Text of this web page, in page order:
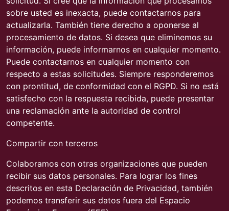
sobre usted es inexacta, puede contactarnos para
actualizarla. También tiene derecho a oponerse al
procesamiento de datos. Si desea que eliminemos su
información, puede informarnos en cualquier momento.
Puede contactarnos en cualquier momento con
respecto a estas solicitudes. Siempre responderemos
con prontitud, de conformidad con el RGPD. Si no está
satisfecho con la respuesta recibida, puede presentar
una reclamación ante la autoridad de control
competente.
Compartir con terceros
Colaboramos con otras organizaciones que pueden
recibir sus datos personales. Para lograr los fines
descritos en esta Declaración de Privacidad, también
podemos transferir sus datos fuera del Espacio